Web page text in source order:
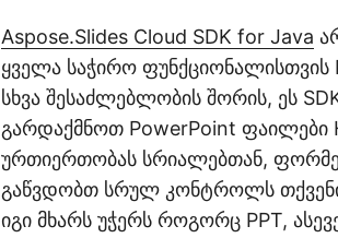
Aspose.Slides Cloud SDK for Java
ყველა საჭირო ფუნქციონალისთვის
სხვა შესაძლებლობის შორის, ეს
გარდაქმნოთ PowerPoint ფაილები
ურთიერთობას სრიალებთან,
გაწვდობთ სრულ კონტროლს თქვენი
იგი მხარს უჭერს როგორც PPT,